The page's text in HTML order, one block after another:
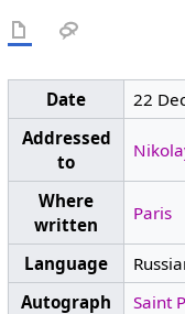
Date
22
Addressed
to
Where
written
Paris
Language
Autograph
Saint